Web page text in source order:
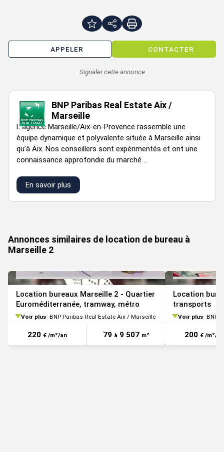
APPELER CONTACTER
Signaler cette annonce
BNP Paribas Real Estate Aix /
Marseille
L''agence Marseille/Aix-en-Provence rassemble une
équipe dynamique et polyvalente située à Marseille ainsi
qu’à Aix. Nos conseillers sont expérimentés et ont une
connaissance approfondie du marché ...
En savoir plus
Annonces similaires de location de bureau à
Marseille 2
Location bureaux Marseille 2 - Quartier
Euroméditerranée, tramway, métro
Voir plus BNP Paribas Real Estate Aix / Marseille
220 € /m²/an 79 à9 507 m²
Location
transports
Voir plus BNP
200 € /m²/an